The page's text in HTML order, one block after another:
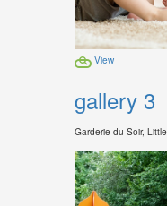
View
gallery 3
Garderie du Soir,